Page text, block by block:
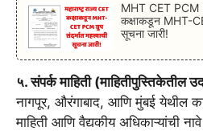
MHT CET PCM
कक्षाकडून MHT-
सूचना जारी!
५. संपर्क माहिती (माहितीपुस्तिकेतील
नागपूर, औरंगाबाद, आणि मुंबई येथील
माहिती आणि वैद्यकीय अधिकाऱ्यांची